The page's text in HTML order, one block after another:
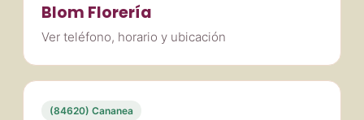
Blom Florería
Ver teléfono, horario y ubicación
(84620) Cananea